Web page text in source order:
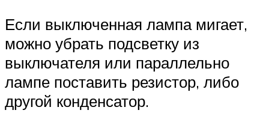
Если выключенная лампа мигает,
можно убрать подсветку из
выключателя или параллельно
лампе поставить резистор, либо
другой конденсатор.